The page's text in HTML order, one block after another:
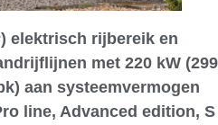
elektrisch rijbereik en
met 220 kW (299
aan systeemvermogen
line, Advanced edition, S